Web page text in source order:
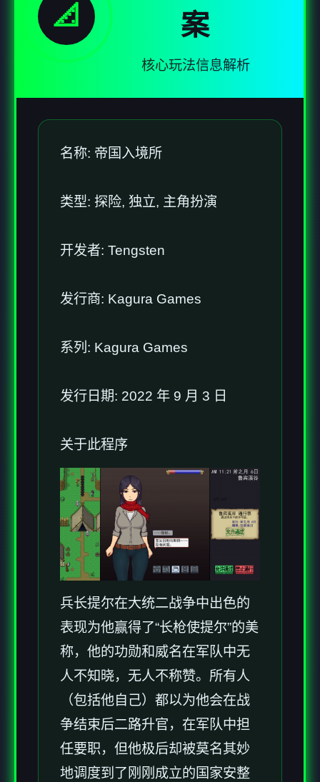
📐
案
核心玩法信息解析
名称: 帝国入境所
类型: 探险, 独立, 主角扮演
开发者: Tengsten
发行商: Kagura Games
系列: Kagura Games
发行日期: 2022 年 9 月 3 日
关于此程序
兵长提尔在大统二战争中出色的
表现为他赢得了“长枪使提尔”的美
称，他的功勋和威名在军队中无
人不知晓，无人不称赞。所有人
（包括他自己）都以为他会在战
争结束后二路升官，在军队中担
任要职，但他极后却被莫名其妙
地调度到了刚刚成立的国家安整